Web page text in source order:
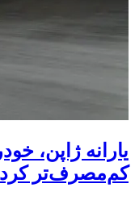
یارانه ژاپن،
کم‌مصرف‌تر کرد